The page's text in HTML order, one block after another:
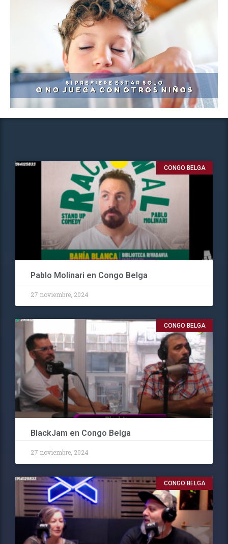
CONGO BELGA
Pablo Molinari en Congo Belga
27 noviembre, 2024
CONGO BELGA
BlackJam en Congo Belga
27 noviembre, 2024
CONGO BELGA